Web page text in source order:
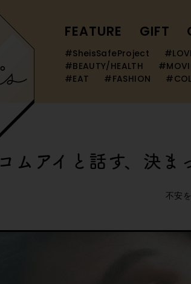
FEATURE GIFT
#SheisSafeProject
#BEAUTY/HEALTH
#EAT
#FASHION
コムアイと話す、決
不安